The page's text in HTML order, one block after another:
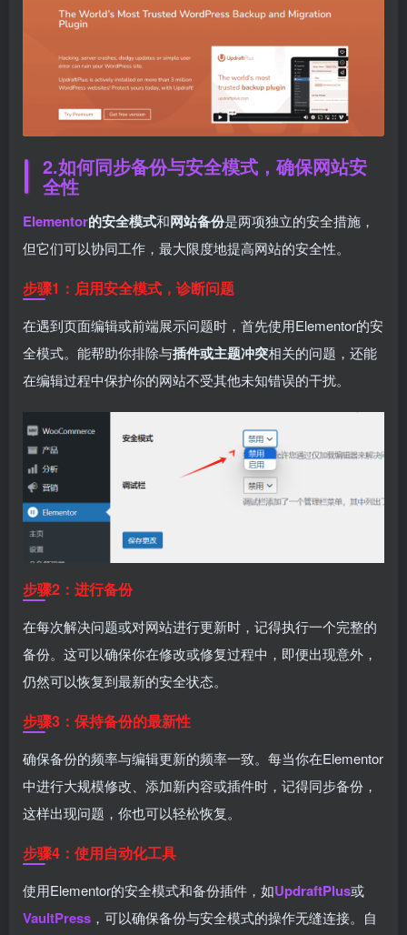
2.如何同步备份与安全模式，确保网站安
全性
Elementor的安全模式和网站备份是两项独立的安全措施，
但它们可以协同工作，最大限度地提高网站的安全性。
步骤1：启用安全模式，诊断问题
在遇到页面编辑或前端展示问题时，首先使用Elementor的安
全模式。能帮助你排除与插件或主题冲突相关的问题，还能
在编辑过程中保护你的网站不受其他未知错误的干扰。
步骤2：进行备份
在每次解决问题或对网站进行更新时，记得执行一个完整的
备份。这可以确保你在修改或修复过程中，即便出现意外，
仍然可以恢复到最新的安全状态。
步骤3：保持备份的最新性
确保备份的频率与编辑更新的频率一致。每当你在Elementor
中进行大规模修改、添加新内容或插件时，记得同步备份，
这样出现问题，你也可以轻松恢复。
步骤4：使用自动化工具
使用Elementor的安全模式和备份插件，如UpdraftPlus或
VaultPress ，可以确保备份与安全模式的操作无缝连接。自